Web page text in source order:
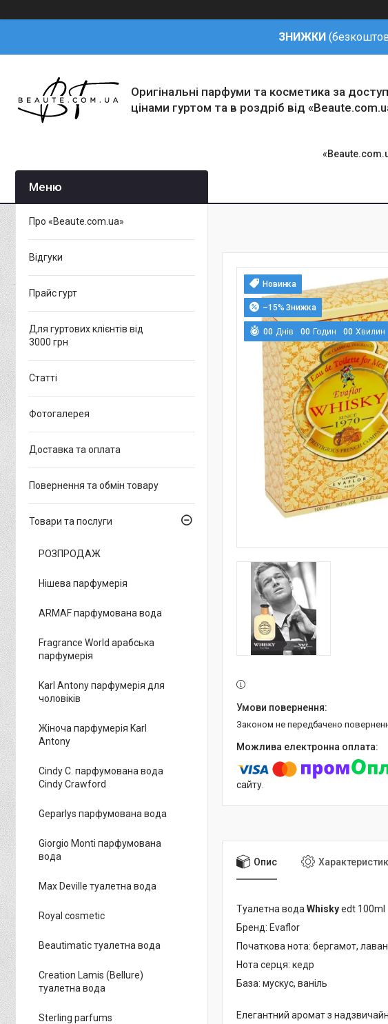
ЗНИЖКИ
Оригінальні парфуми та косметика за
цінами гуртом та в роздріб від
Новинка
–15%
00 Днів 00 Годин 00 Хвилин
Законом не передбачено
сайту.
Опис
Туалетна вода Whiskyedt 100ml
Бренд: Evaflor
Початкова нота: бергамот,
Нота серця: кедр
База: мускус, ваніль
Елегантний аромат з
Про «Beaute.com.ua»
Відгуки
Прайс гурт
Для гуртових клієнтів від
3000 грн
Статті
Фотогалерея
Доставка та оплата
Повернення та обмін товару
Товари та послуги
РОЗПРОДАЖ
Нішева парфумерія
ARMAF парфумована вода
Fragrance World арабська
парфумерія
Karl Antony парфумерія для
чоловіків
Жіноча парфумерія Karl
Antony
Cindy C. парфумована вода
Cindy Crawford
Geparlys парфумована вода
Giorgio Monti парфумована
вода
Max Deville туалетна вода
Royal cosmetic
Beautimatic туалетна вода
Creation Lamis (Bellure)
туалетна вода
Sterling parfums